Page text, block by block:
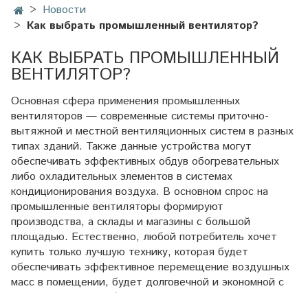
Новости
Как выбрать промышленный вентилятор?
КАК ВЫБРАТЬ ПРОМЫШЛЕННЫЙ
ВЕНТИЛЯТОР?
Основная сфера применения промышленных
вентиляторов — современные системы приточно-
вытяжной и местной вентиляционных систем в разных
типах зданий. Также данные устройства могут
обеспечивать эффективных обдув обогревательных
либо охладительных элементов в системах
кондиционирования воздуха. В основном спрос на
промышленные вентиляторы формируют
производства, а склады и магазины с большой
площадью. Естественно, любой потребитель хочет
купить только лучшую технику, которая будет
обеспечивать эффективное перемещение воздушных
масс в помещении, будет долговечной и экономной с